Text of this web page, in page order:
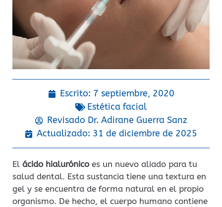
Escrito: 7 septiembre, 2020
Estética facial
Revisado Dr. Adirane Guerra Sanz
Actualizado: 31 de diciembre de 2025
El ácido hialurónicoes un nuevo aliado para tu
salud dental. Esta sustancia tiene una textura en
gel y se encuentra de forma natural en el propio
organismo. De hecho, el cuerpo humano contiene